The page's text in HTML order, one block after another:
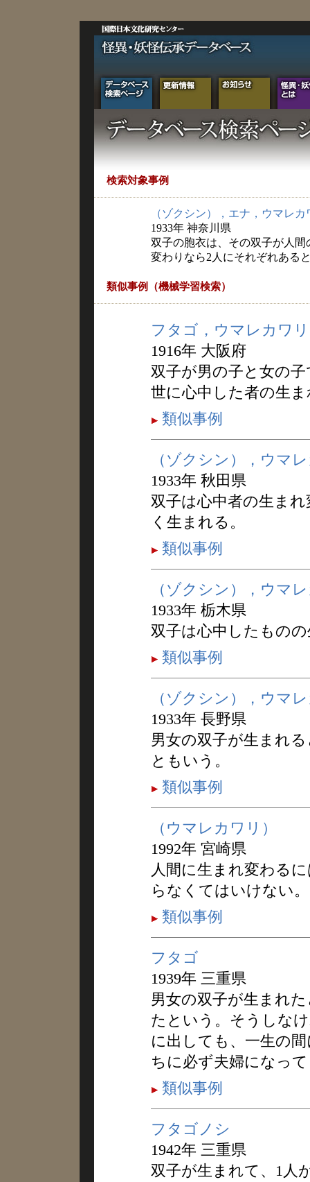
検索対象事例
（ゾクシン），エナ，ウマレカ
1933年 神奈川県
双子の胞衣は、その双子が人
変わりなら2人にそれぞれある
類似事例（機械学習検索）
フタゴ，ウマレカワ
1916年 大阪府
双子が男の子と女の
世に心中した者の生
類似事例
（ゾクシン），ウマ
1933年 秋田県
双子は心中者の生ま
く生まれる。
類似事例
（ゾクシン），ウマ
1933年 栃木県
双子は心中したもの
類似事例
（ゾクシン），ウマ
1933年 長野県
男女の双子が生まれ
ともいう。
類似事例
（ウマレカワリ）
1992年 宮崎県
人間に生まれ変わる
らなくてはいけない。
類似事例
フタゴ
1939年 三重県
男女の双子が生まれ
たという。そうしな
に出しても、一生の
ちに必ず夫婦になっ
類似事例
フタゴノシ
1942年 三重県
双子が生まれて、1人